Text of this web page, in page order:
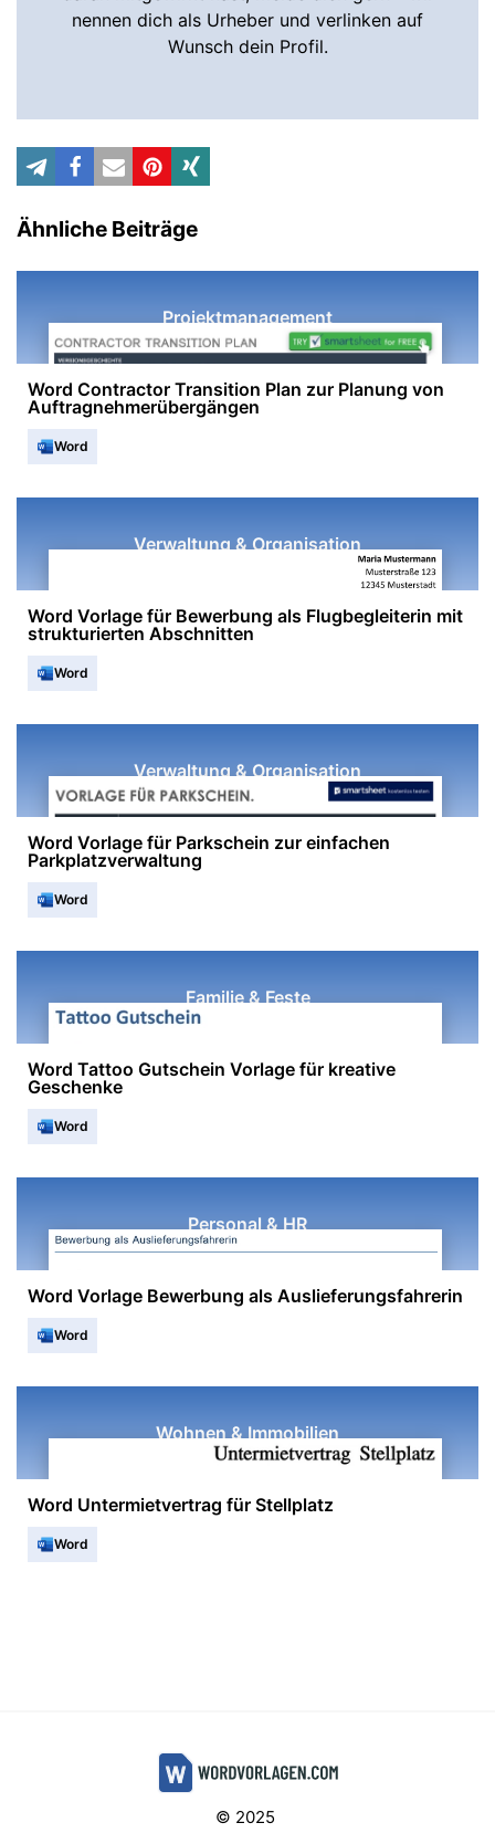
nennen dich als Urheber und verlinken auf
Wunsch dein Profil.
Ähnliche Beiträge
Projektmanagement
Word Contractor Transition Plan zur Planung von
Auftragnehmerübergängen
Word
Verwaltung & Organisation
Word Vorlage für Bewerbung als Flugbegleiterin mit
strukturierten Abschnitten
Word
Verwaltung & Organisation
Word Vorlage für Parkschein zur einfachen
Parkplatzverwaltung
Word
Familie & Feste
Word Tattoo Gutschein Vorlage für kreative
Geschenke
Word
Personal & HR
Word Vorlage Bewerbung als Auslieferungsfahrerin
Word
Wohnen & Immobilien
Word Untermietvertrag für Stellplatz
Word
© 2025